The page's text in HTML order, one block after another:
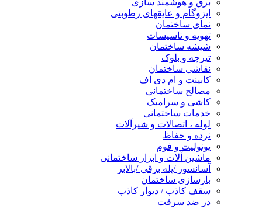
برق و هوشمند سازی
ایزوگام و عایقهای رطوبتی
نمای ساختمان
تهویه و تاسیسات
شیشه ساختمان
تیرچه و بلوک
نقاشی ساختمان
کابینت و ام دی اف
مصالح ساختمانی
کاشی و سرامیک
خدمات ساختمانی
لوله ، اتصالات و شیرآلات
نرده و حفاظ
یونولیت و فوم
ماشین آلات و ابزار ساختمانی
آسانسور /پله برقی /بالابر
بازسازی ساختمان
سقف کاذب / دیوار کاذب
در ضد سرقت